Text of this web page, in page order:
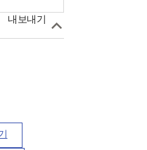
내보내기